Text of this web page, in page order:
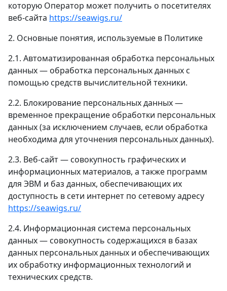
которую Оператор может получить о посетителях
веб-сайта https://seawigs.ru/
2. Основные понятия, используемые в Политике
2.1. Автоматизированная обработка персональных
данных — обработка персональных данных с
помощью средств вычислительной техники.
2.2. Блокирование персональных данных —
временное прекращение обработки персональных
данных (за исключением случаев, если обработка
необходима для уточнения персональных данных).
2.3. Веб-сайт — совокупность графических и
информационных материалов, а также программ
для ЭВМ и баз данных, обеспечивающих их
доступность в сети интернет по сетевому адресу
https://seawigs.ru/
2.4. Информационная система персональных
данных — совокупность содержащихся в базах
данных персональных данных и обеспечивающих
их обработку информационных технологий и
технических средств.